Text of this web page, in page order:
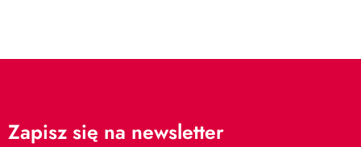
Zapisz się na newsletter